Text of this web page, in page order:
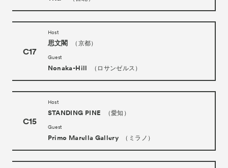
C17
Host
思文閣 （京都）
Guest
Nonaka-Hill （ロサンゼルス）
C15
Host
STANDING PINE （愛知）
Guest
Primo Marella Gallery （ミラノ）